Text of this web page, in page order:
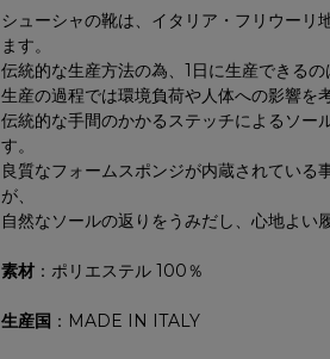
シューシャの靴は、イタリア・フリウーリ
ます。
伝統的な生産方法の為、1日に生産できるの
生産の過程では環境負荷や人体への影響を
伝統的な手間のかかるステッチによるソー
す。
良質なフォームスポンジが内蔵されている
が、
自然なソールの返りをうみだし、心地よい
素材：ポリエステル 100％
生産国 ：MADE IN ITALY